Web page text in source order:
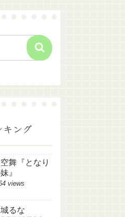
キング
舞『となり
』
views
るな